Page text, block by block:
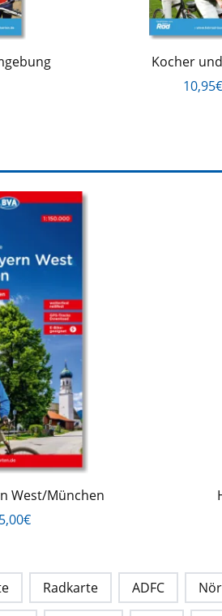
Kocher
10,95€
West/München
Radkarte ADFC